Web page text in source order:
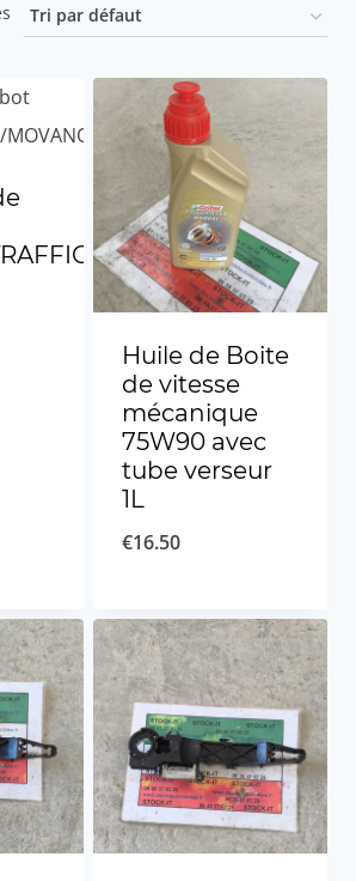
MOVANO
Huile de Boite
de vitesse
mécanique
75W90 avec
tube verseur
1L
€16.50